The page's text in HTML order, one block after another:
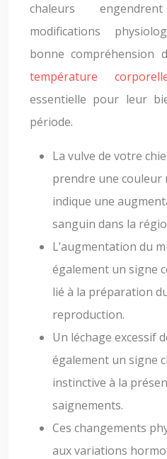
chaleurs
modifications
bonne compréhension
température
essentielle pour leur
période.
La vulve de votre
prendre une couleur
indique une
sanguin dans la
L’augmentation du
également un signe
lié à la préparation
reproduction.
Un léchage excessif
également un signe
instinctive à la
saignements.
Ces changements
aux variations